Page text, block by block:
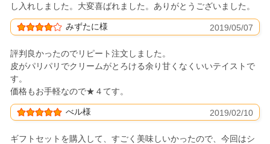
し入れしました。大変喜ばれました。ありがとうございました。
みずたに様 2019/05/07
評判良かったのでリピート注文しました。
皮がパリパリでクリームがとろける余り甘くなくいいテイストで
す。
価格もお手軽なので★４てす。
べル様 2019/02/10
ギフトセットを購入して、すごく美味しいかったので、今回はシ